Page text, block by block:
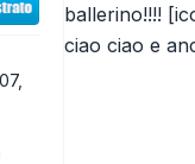
ballerino!!!!
ciao ciao e